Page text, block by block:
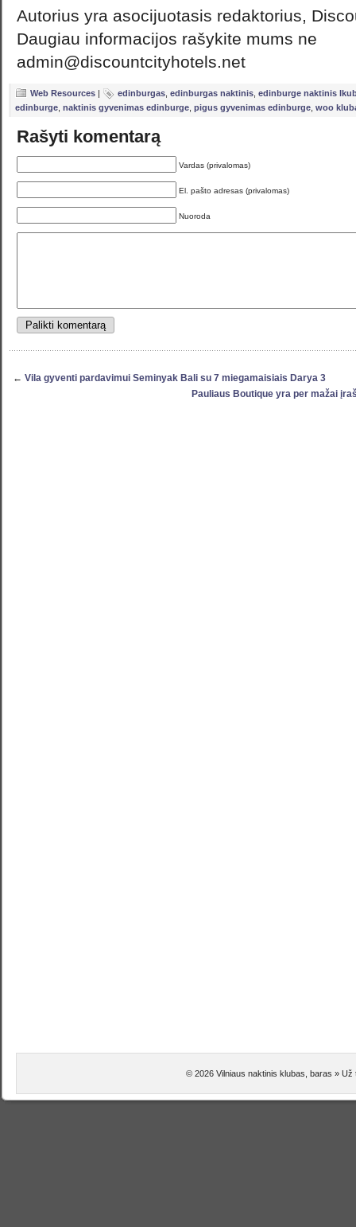
Autorius yra asocijuotasis redaktorius,
Daugiau informacijos rašykite mums ne
admin@discountcityhotels.net
Web Resources | edinburgas edinburgas naktinis edinburge naktinis
edinburge naktinis gyvenimas edinburge pigus gyvenimas edinburge woo
Rašyti komentarą
Vardas (privalomas)
El. pašto adresas (privalomas)
Nuoroda
← Vila gyventi pardavimui Seminyak Bali su 7 miegamaisiais Darya 3
Pauliaus Boutique yra per mažai
© 2026 Vilniaus naktinis klubas, baras »